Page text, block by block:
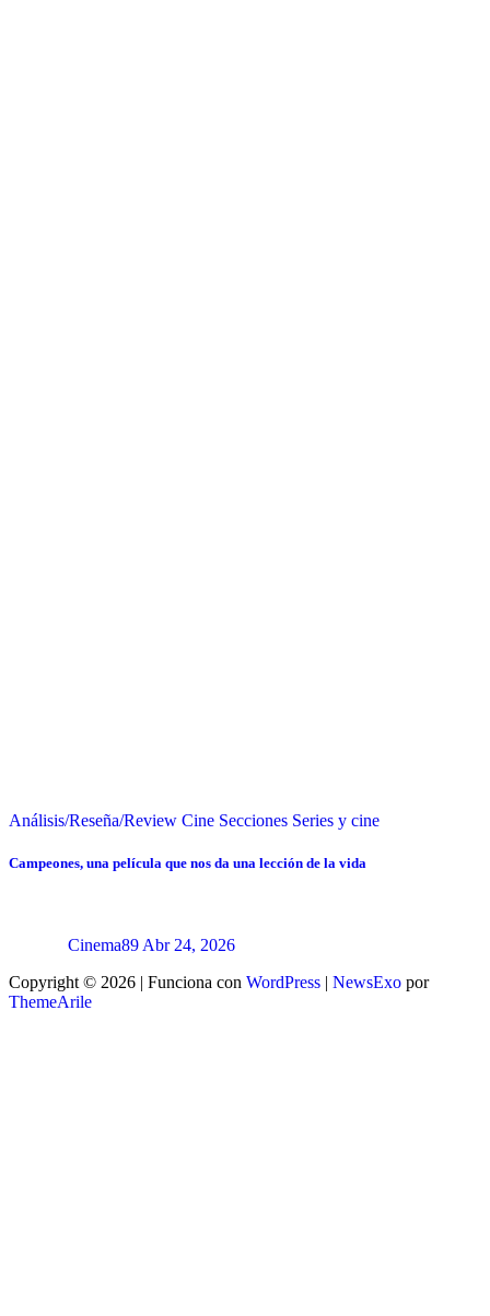
Análisis/Reseña/Review Cine Secciones Series y cine
Campeones, una película que nos da una lección de la vida
Cinema89 Abr 24, 2026
Copyright © 2026 | Funciona con WordPress | NewsExo por
ThemeArile